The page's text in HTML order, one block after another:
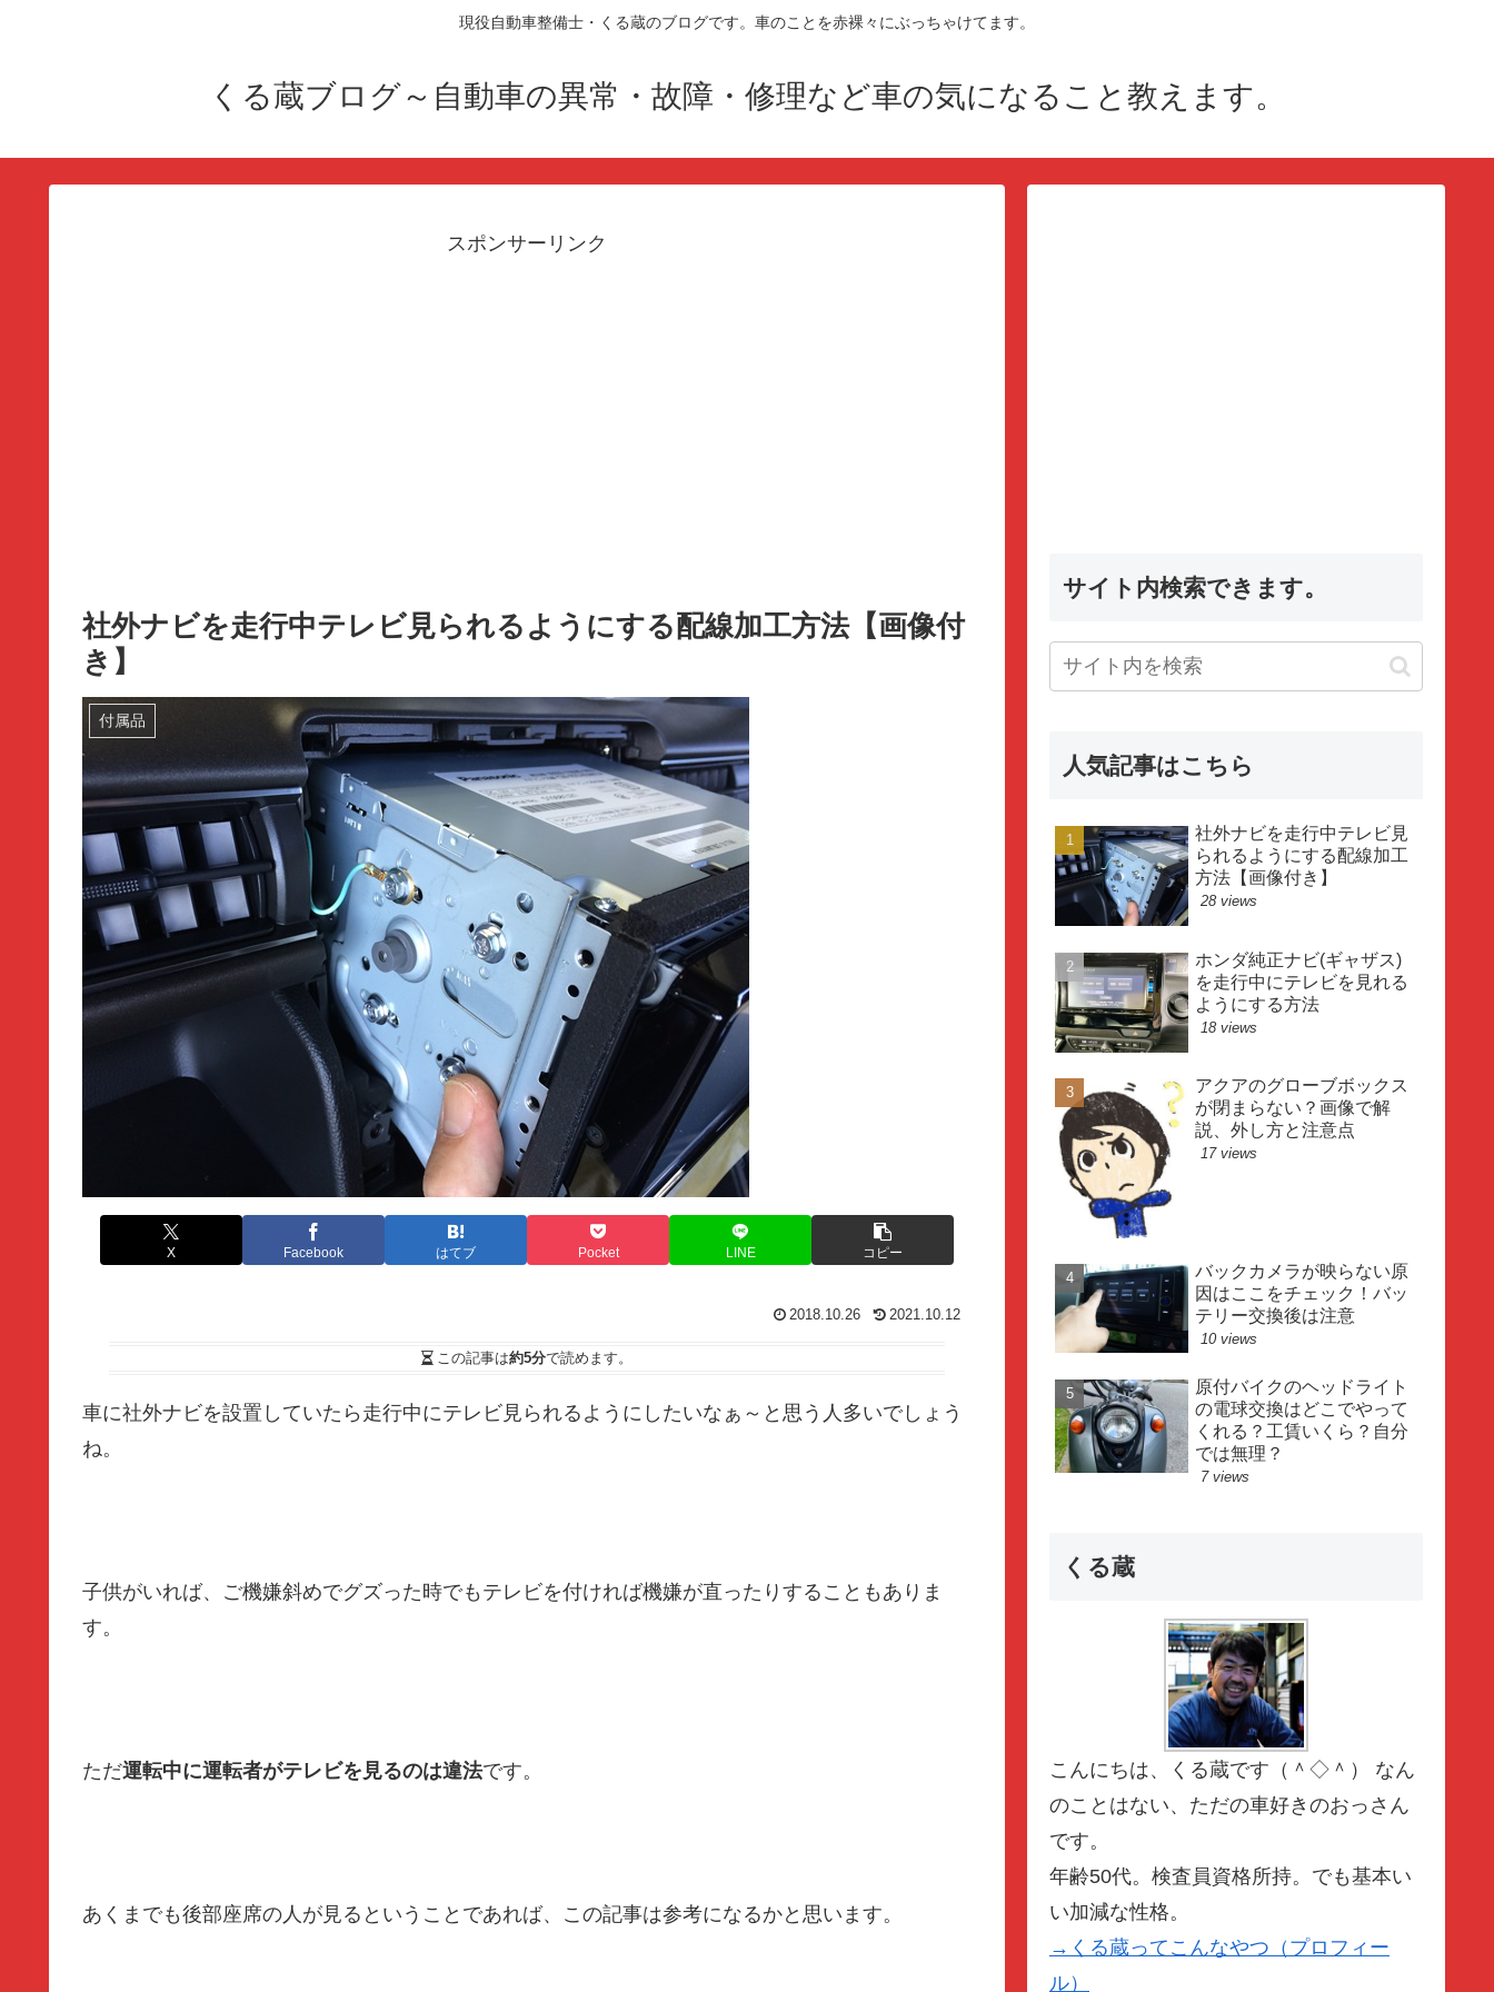
現役自動車整備士・くる蔵のブログです。車のことを赤裸々にぶっちゃけてます。
くる蔵ブログ～自動車の異常・故障・修理など車の気になること教えます。
スポンサーリンク
社外ナビを走行中テレビ見られるようにする配線加工方法【画像付
き】
付属品
X Facebook はてブ Pocket LINE コピー
2018.10.26 2021.10.12
この記事は約5分で読めます。
車に社外ナビを設置していたら走行中にテレビ見られるようにしたいなぁ～と思う人多いでしょう
ね。
子供がいれば、ご機嫌斜めでグズった時でもテレビを付ければ機嫌が直ったりすることもありま
す。
ただ運転中に運転者がテレビを見るのは違法です。
あくまでも後部座席の人が見るということであれば、この記事は参考になるかと思います。
サイト内検索できます。
人気記事はこちら
社外ナビを走行中テレビ見
られるようにする配線加工
方法【画像付き】
28 views
ホンダ純正ナビ(ギャザス)
を走行中にテレビを見れる
ようにする方法
18 views
アクアのグローブボックス
が閉まらない？画像で解
説、外し方と注意点
17 views
バックカメラが映らない原
因はここをチェック！バッ
テリー交換後は注意
10 views
原付バイクのヘッドライト
の電球交換はどこでやって
くれる？工賃いくら？自分
では無理？
7 views
くる蔵
こんにちは、くる蔵です（＾◇＾） なん
のことはない、ただの車好きのおっさん
です。
年齢50代。検査員資格所持。でも基本い
い加減な性格。
→くる蔵ってこんなやつ（プロフィー
ル）